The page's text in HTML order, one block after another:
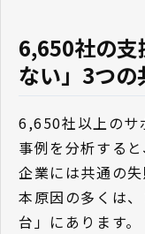
6,650社の支
ない」3つの
6,650社以上のサ
事例を分析する
企業には共通の
本原因の多くは
台」にあります。